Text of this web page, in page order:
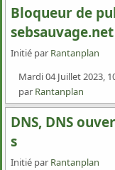
Bloqueur de
sebsauvage.net
Initié par Rantanplan
Mardi 04 Juillet 2023,
par Rantanplan
DNS, DNS
s
Initié par Rantanplan